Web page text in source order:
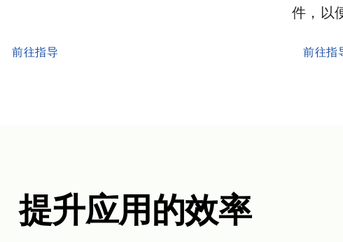
前往指导
件，以
前往指
提升应用的效率